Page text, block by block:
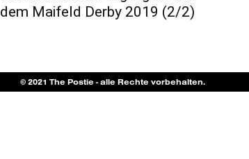
dem Maifeld Derby 2019 (2/2)
© 2021 The Postie - alle Rechte vorbehalten.